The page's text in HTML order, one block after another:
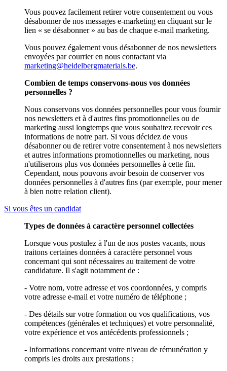
Vous pouvez facilement retirer votre consentement ou vous
désabonner de nos messages e-marketing en cliquant sur le
lien « se désabonner » au bas de chaque e-mail marketing.
Vous pouvez également vous désabonner de nos newsletters
envoyées par courrier en nous contactant via
marketing@heidelbergmaterials.be.
Combien de temps conservons-nous vos données
personnelles ?
Nous conservons vos données personnelles pour vous fournir
nos newsletters et à d'autres fins promotionnelles ou de
marketing aussi longtemps que vous souhaitez recevoir ces
informations de notre part. Si vous décidez de vous
désabonner ou de retirer votre consentement à nos newsletters
et autres informations promotionnelles ou marketing, nous
n'utiliserons plus vos données personnelles à cette fin.
Cependant, nous pouvons avoir besoin de conserver vos
données personnelles à d'autres fins (par exemple, pour mener
à bien notre relation client).
Si vous êtes un candidat
Types de données à caractère personnel collectées
Lorsque vous postulez à l'un de nos postes vacants, nous
traitons certaines données à caractère personnel vous
concernant qui sont nécessaires au traitement de votre
candidature. Il s'agit notamment de :
- Votre nom, votre adresse et vos coordonnées, y compris
votre adresse e-mail et votre numéro de téléphone ;
- Des détails sur votre formation ou vos qualifications, vos
compétences (générales et techniques) et votre personnalité,
votre expérience et vos antécédents professionnels ;
- Informations concernant votre niveau de rémunération y
compris les droits aux prestations ;